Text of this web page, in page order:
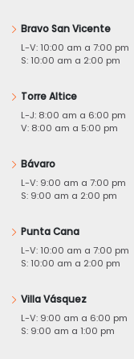
Bravo San Vicente
L-V: 10:00 am a 7:00 pm
S: 10:00 am a 2:00 pm
Torre Altice
L-J: 8:00 am a 6:00 pm
V: 8:00 am a 5:00 pm
Bávaro
L-V: 9:00 am a 7:00 pm
S: 9:00 am a 2:00 pm
Punta Cana
L-V: 10:00 am a 7:00 pm
S: 10:00 am a 2:00 pm
Villa Vásquez
L-V: 9:00 am a 6:00 pm
S: 9:00 am a 1:00 pm